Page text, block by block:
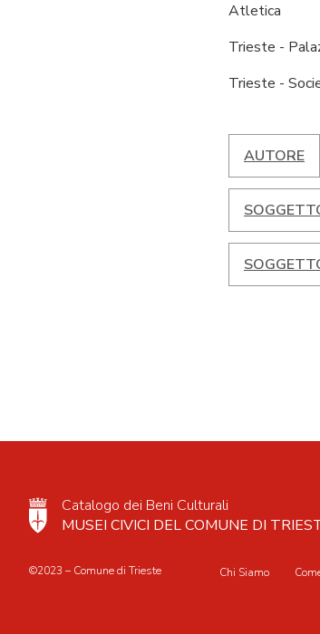
Atletica
Trieste -
Trieste -
AUTORE
Catalogo dei Beni Culturali
MUSEI CIVICI DEL COMUNE DI
©2023 – Comune di Trieste Chi Siamo